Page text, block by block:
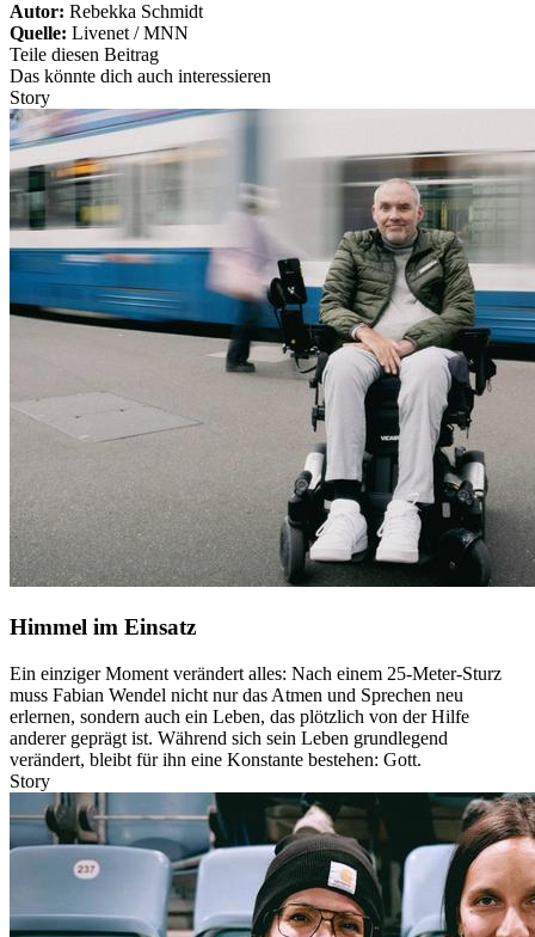
Autor: Rebekka Schmidt
Quelle: Livenet / MNN
Teile diesen Beitrag
Das könnte dich auch interessieren
Story
Himmel im Einsatz
Ein einziger Moment verändert alles: Nach einem 25-Meter-Sturz
muss Fabian Wendel nicht nur das Atmen und Sprechen neu
erlernen, sondern auch ein Leben, das plötzlich von der Hilfe
anderer geprägt ist. Während sich sein Leben grundlegend
verändert, bleibt für ihn eine Konstante bestehen: Gott.
Story